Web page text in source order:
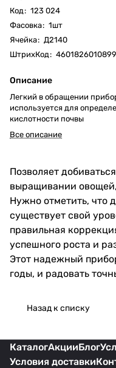
Код: 123 024
Фасовка: 1шт
Ячейка: Д2140
ШтрихКод: 4601826010899
Описание
Легкий в обращении
используется для
кислотности почвы
Все описание
Позволяет
выращивании
Нужно отметить, что
существует свой
правильная
успешного роста и
Этот надежный
годы, и радовать
Назад к списку
КаталогАкцииБлог
Условия доставки